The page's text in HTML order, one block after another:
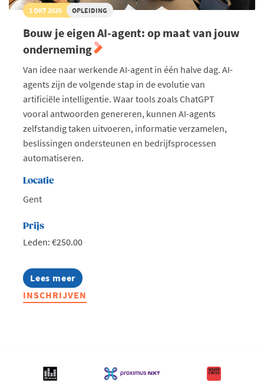
1 OKT 2026 OPLEIDING
Bouw je eigen AI-agent: op maat van jouw
onderneming
Van idee naar werkende AI-agent in één halve dag. AI-
agents zijn de volgende stap in de evolutie van
artificiële intelligentie. Waar tools zoals ChatGPT
vooral antwoorden genereren, kunnen AI-agents
zelfstandig taken uitvoeren, informatie verzamelen,
beslissingen ondersteunen en bedrijfsprocessen
automatiseren.
Locatie
Gent
Prijs
Leden: €250.00
Lees meer
about
Bouw
je
van
jouw
INSCHRIJVEN